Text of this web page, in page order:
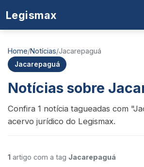
Legismax
Home/Notícias/Jacarepaguá
Jacarepaguá
Notícias sobre
Confira 1 notícia tagueadas com
acervo jurídico do Legismax.
1 artigo com a tag Jacarepaguá